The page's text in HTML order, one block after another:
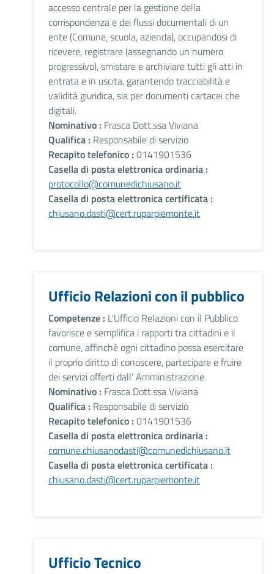
accesso centrale per la gestione della
corrispondenza e dei flussi documentali di un
ente (Comune, scuola, azienda), occupandosi di
ricevere, registrare (assegnando un numero
progressivo), smistare e archiviare tutti gli atti in
entrata e in uscita, garantendo tracciabilità e
validità giuridica, sia per documenti cartacei che
digitali.
Nominativo : Frasca Dott.ssa Viviana
Qualifica : Responsabile di servizio
Recapito telefonico : 0141901536
Casella di posta elettronica ordinaria :
protocollo@comunedichiusano.it
Casella di posta elettronica certificata :
chiusano.dasti@cert.ruparpiemonte.it
Ufficio Relazioni con il pubblico
Competenze : L'Ufficio Relazioni con il Pubblico
favorisce e semplifica i rapporti tra cittadini e il
comune, affinchè ogni cittadino possa esercitare
il proprio diritto di conoscere, partecipare e fruire
dei servizi offerti dall' Amministrazione.
Nominativo : Frasca Dott.ssa Viviana
Qualifica : Responsabile di servizio
Recapito telefonico : 0141901536
Casella di posta elettronica ordinaria :
comune.chiusanodasti@comunedichiusano.it
Casella di posta elettronica certificata :
chiusano.dasti@cert.ruparpiemonte.it
Ufficio Tecnico